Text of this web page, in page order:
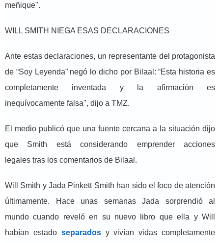
meñique".
WILL SMITH NIEGA ESAS DECLARACIONES
Ante estas declaraciones, un representante del protagonista
de “Soy Leyenda” negó lo dicho por Bilaal: “Esta historia es
completamente inventada y la afirmación es
inequívocamente falsa", dijo a TMZ.
El medio publicó que una fuente cercana a la situación dijo
que Smith está considerando emprender acciones
legales tras los comentarios de Bilaal.
Will Smith y Jada Pinkett Smith han sido el foco de atención
últimamente. Hace unas semanas Jada sorprendió al
mundo cuando reveló en su nuevo libro que ella y Will
habían estado separados y vivían vidas completamente